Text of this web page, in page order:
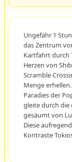
Ungefähr 1
das Zentrum
Kartfahrt durch
Herzen von
Scramble
Menge
Paradies der
gleite durch die
gesäumt von
Diese
Kontraste